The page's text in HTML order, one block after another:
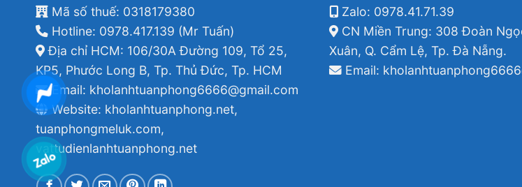
Mã số thuế: 0318179380
Hotline: 0978.417.139 (Mr Tuấn)
Địa chỉ HCM: 106/30A Đường 109, Tổ 25,
KP5, Phước Long B, Tp. Thủ Đức, Tp. HCM
Email: kholanhtuanphong6666@gmail.com
Website: kholanhtuanphong.net,
tuanphongmeluk.com,
vattudienlanhtuanphong.net
Zalo: 0978.41.71.39
CN Miền Trung: 308 Đoàn
Xuân, Q. Cẩm Lệ, Tp. Đà Nẵng.
Email: